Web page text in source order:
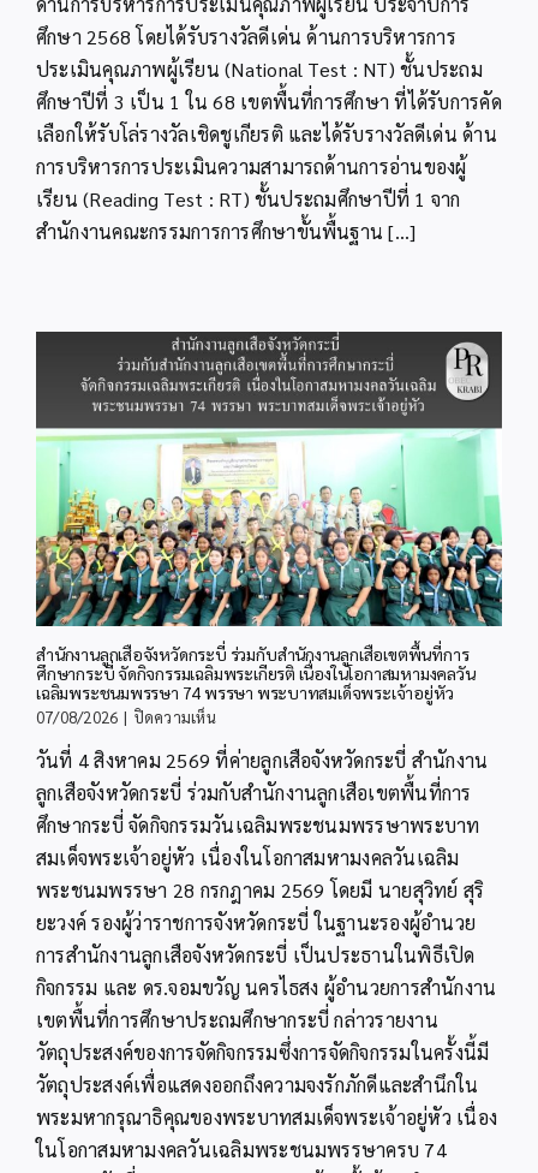
ด้าน
การ
บริหาร
การ
ประเมิน
คุณภาพ
ผู้
เรียน
(NT)
การ
ด้าน
การ
อ่าน
(RT)
ปี
การ
ศึกษา
2568
ศึกษา 2568 โดยได้รับรางวัลดีเด่น ด้านการบริหารการ
ประเมินคุณภาพผู้เรียน (National Test : NT) ชั้นประถม
ศึกษาปีที่ 3 เป็น 1 ใน 68 เขตพื้นที่การศึกษา ที่ได้รับการคัด
เลือกให้รับโล่รางวัลเชิดชูเกียรติ และได้รับรางวัลดีเด่น ด้าน
การบริหารการประเมินความสามารถด้านการอ่านของผู้
เรียน (Reading Test : RT) ชั้นประถมศึกษาปีที่ 1 จาก
สำนักงานคณะกรรมการการศึกษาขั้นพื้นฐาน [...]
สำนักงานลูกเสือจังหวัดกระบี่ ร่วมกับสำนักงานลูกเสือเขตพื้นที่การ
ศึกษากระบี่ จัดกิจกรรมเฉลิมพระเกียรติ เนื่องในโอกาสมหามงคลวัน
เฉลิมพระชนมพรรษา 74 พรรษา พระบาทสมเด็จพระเจ้าอยู่หัว
07/08/2026 | ปิดความเห็นบน
ลูก
เสือ
จังหวัด
กระบี่
ร่วม
สำนักงาน
ลูก
เสือ
เขต
พื้นที่
การ
กระบี่
จัด
เฉลิมพระเกียรติ
เนื่อง
วันที่ 4 สิงหาคม 2569 ที่ค่ายลูกเสือจังหวัดกระบี่ สำนักงาน
ลูกเสือจังหวัดกระบี่ ร่วมกับสำนักงานลูกเสือเขตพื้นที่การ
ศึกษากระบี่ จัดกิจกรรมวันเฉลิมพระชนมพรรษาพระบาท
สมเด็จพระเจ้าอยู่หัว เนื่องในโอกาสมหามงคลวันเฉลิม
พระชนมพรรษา 28 กรกฎาคม 2569 โดยมี นายสุวิทย์ สุริ
ยะวงค์ รองผู้ว่าราชการจังหวัดกระบี่ ในฐานะรองผู้อำนวย
การสำนักงานลูกเสือจังหวัดกระบี่ เป็นประธานในพิธีเปิด
กิจกรรม และ ดร.จอมขวัญ นครไธสง ผู้อำนวยการสำนักงาน
เขตพื้นที่การศึกษาประถมศึกษากระบี่ กล่าวรายงาน
วัตถุประสงค์ของการจัดกิจกรรมซึ่งการจัดกิจกรรมในครั้งนี้มี
วัตถุประสงค์เพื่อแสดงออกถึงความจงรักภักดีและสำนึกใน
พระมหากรุณาธิคุณของพระบาทสมเด็จพระเจ้าอยู่หัว เนื่อง
ในโอกาสมหามงคลวันเฉลิมพระชนมพรรษาครบ 74